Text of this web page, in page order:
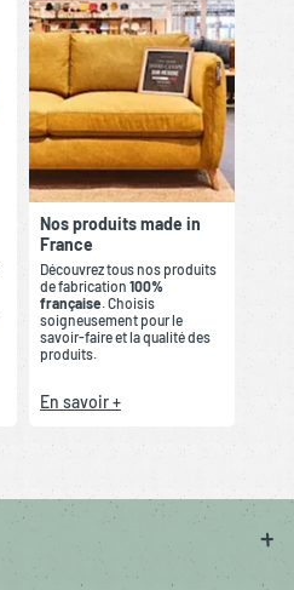
Nos produits made in
France
Découvrez tous nos produits
de fabrication 100%
française. Choisis
soigneusement pour le
savoir-faire et la qualité des
produits.
En savoir +